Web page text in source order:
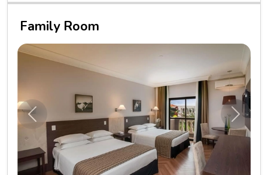
Family Room
Anterior